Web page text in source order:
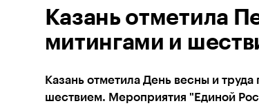
Казань отметила
митингами и
Казань отметила День весны и
шествием. Мероприятия "Единой